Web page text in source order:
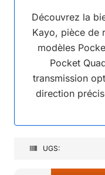
Découvrez la
Kayo, pièce de
modèles
Pocket
transmission
direction
UGS: